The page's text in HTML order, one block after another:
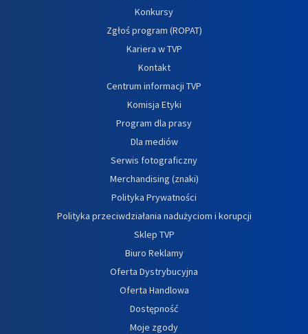
Konkursy
Zgłoś program (ROPAT)
Kariera w TVP
Kontakt
Centrum informacji TVP
Komisja Etyki
Program dla prasy
Dla mediów
Serwis fotograficzny
Merchandising (znaki)
Polityka Prywatności
Polityka przeciwdziałania nadużyciom i korupcji
Sklep TVP
Biuro Reklamy
Oferta Dystrybucyjna
Oferta Handlowa
Dostępność
Moje zgody